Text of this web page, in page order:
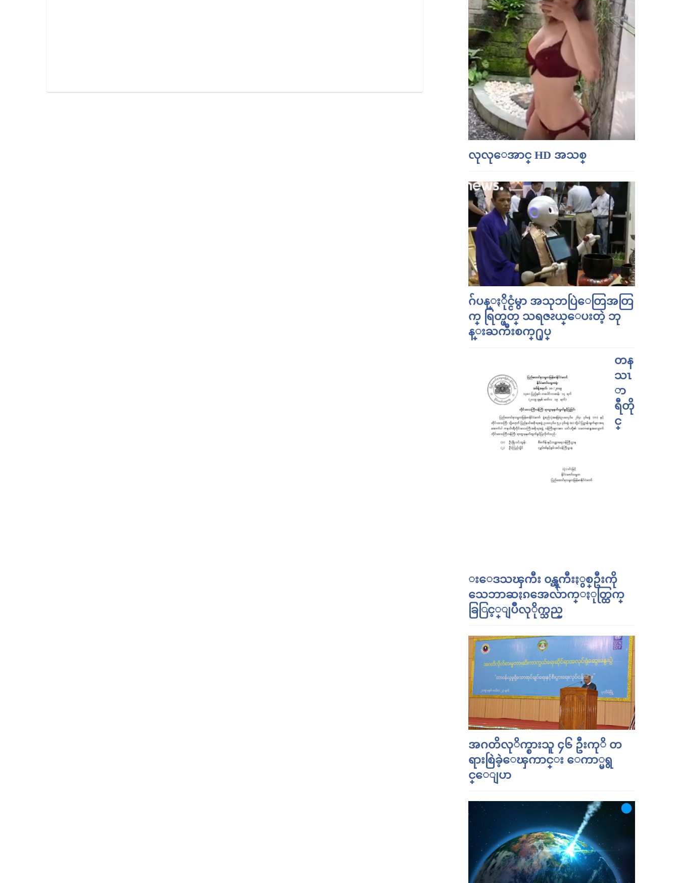
လုလုေအာင္ HD အသစ္
ဂ်ပန္ႏိုင္ငံမွာ အသုဘပြဲေတြအတြ
က္ ရြတ္ဖတ္ သရဇၩယ္ေပးတဲ့ ဘု
န္းႀကီးစက္႐ုပ္
တန
သၤ
ာ
ရီတို
င္
းေဒသၾကီး ၀န္ၾကီးႏွစ္ဦးကို
သေဘာဆႏၵအေလ်ာက္ႏုတ္ထြက္
ခြြင့္ျပဳလုိုက္သည္
အဂတိလုိက္စားသူ ၄၆ ဦးကုိ တ
ရားစြဲခဲ့ေၾကာင္း ေကာ္မရွ
င္ေျပာ